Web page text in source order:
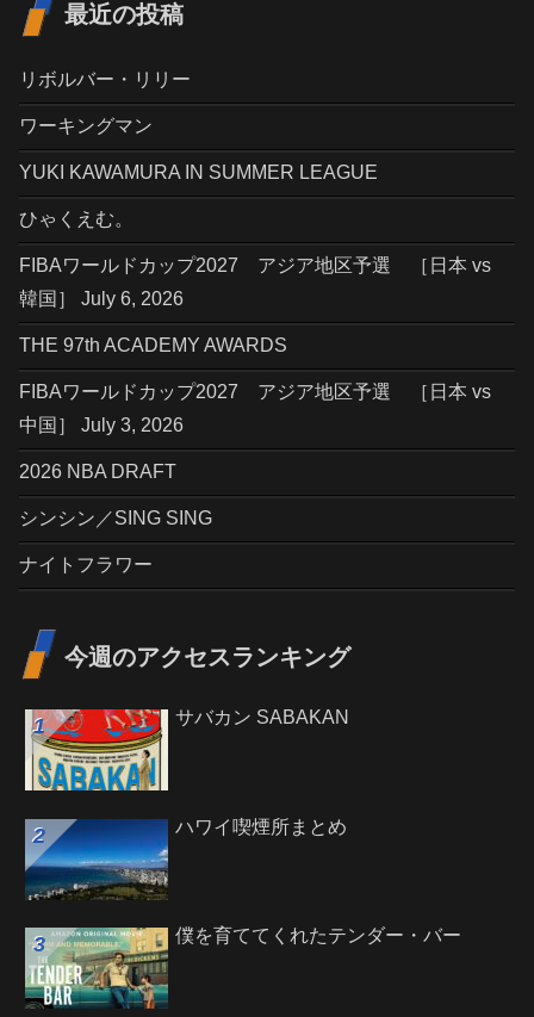
最近の投稿
リボルバー・リリー
ワーキングマン
YUKI KAWAMURA IN SUMMER LEAGUE
ひゃくえむ。
FIBAワールドカップ2027 アジア地区予選 ［日本 vs
韓国］ July 6, 2026
THE 97th ACADEMY AWARDS
FIBAワールドカップ2027 アジア地区予選 ［日本 vs
中国］ July 3, 2026
2026 NBA DRAFT
シンシン／SING SING
ナイトフラワー
今週のアクセスランキング
サバカン SABAKAN
ハワイ喫煙所まとめ
僕を育ててくれたテンダー・バー